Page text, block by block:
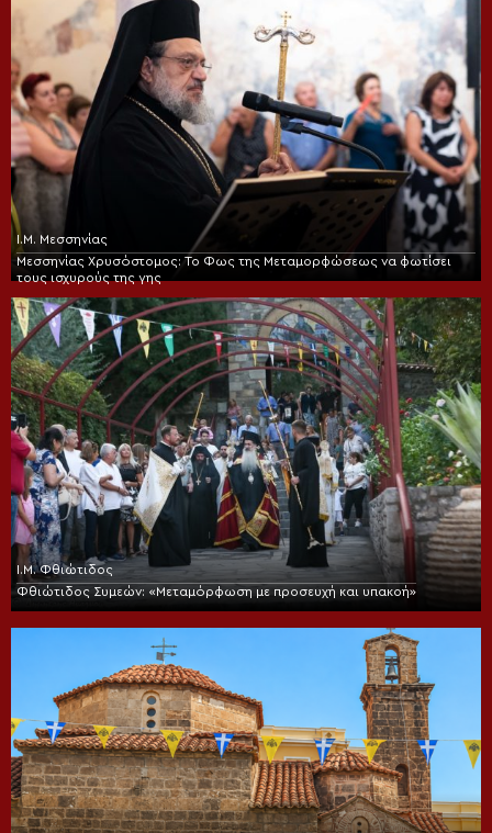
Ι.Μ. Μεσσηνίας
Μεσσηνίας Χρυσόστομος: Το Φως της Μεταμορφώσεως να φωτίσει
τους ισχυρούς της γης
Ι.Μ. Φθιώτιδος
Φθιώτιδος Συμεών: «Μεταμόρφωση με προσευχή και υπακοή»